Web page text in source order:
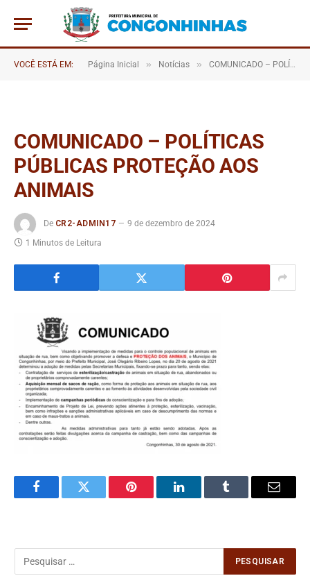
VOCÊ ESTÁ EM: Página Inicial » Notícias » COMUNICADO – POLÍTICAS PÚBLICAS PROTEÇÃO AOS ANIMAIS
COMUNICADO – POLÍTICAS
PÚBLICAS PROTEÇÃO AOS
ANIMAIS
De CR2-ADMIN17
9 de dezembro de 2024
1 Minutos de Leitura
FacebookTwitter Pinterest LinkedInTumblr Email